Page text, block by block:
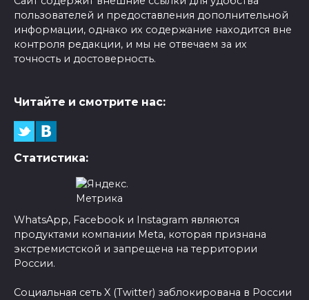
пользователей и предоставления дополнительной
информации, однако их содержание находится вне
контроля редакции, и мы не отвечаем за их
точность и достоверность.
Читайте и смотрите нас:
Статистика:
WhatsApp, Facebook и Instagram являются
продуктами компании Meta, которая признана
экстремистской и запрещена на территории
России.
Социальная сеть X (Twitter) заблокирована в России